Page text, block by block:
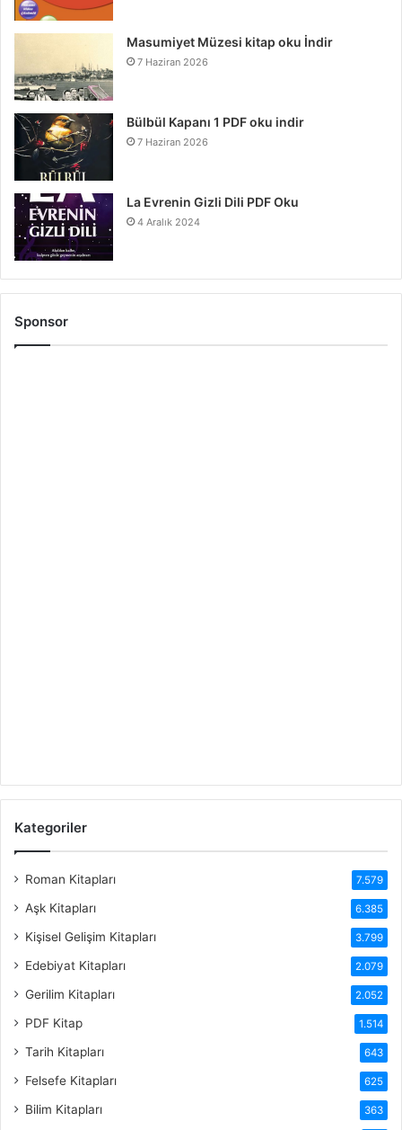
Masumiyet Müzesi kitap oku İndir
7 Haziran 2026
Bülbül Kapanı 1 PDF oku indir
7 Haziran 2026
La Evrenin Gizli Dili PDF Oku
4 Aralık 2024
Sponsor
Kategoriler
Roman Kitapları 7.579
Aşk Kitapları 6.385
Kişisel Gelişim Kitapları 3.799
Edebiyat Kitapları 2.079
Gerilim Kitapları 2.052
PDF Kitap 1.514
Tarih Kitapları 643
Felsefe Kitapları 625
Bilim Kitapları 363